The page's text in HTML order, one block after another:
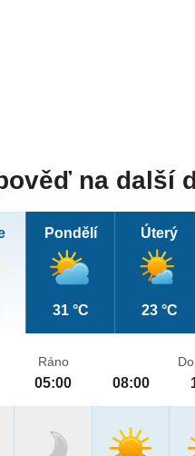
na další
Pondělí
31 °C
Úterý
23 °C
Ráno
05:00 08:00